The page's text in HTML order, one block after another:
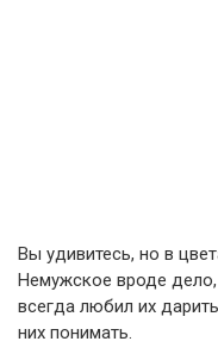
Вы удивитесь, но в
Немужское вроде
всегда любил их
них понимать.